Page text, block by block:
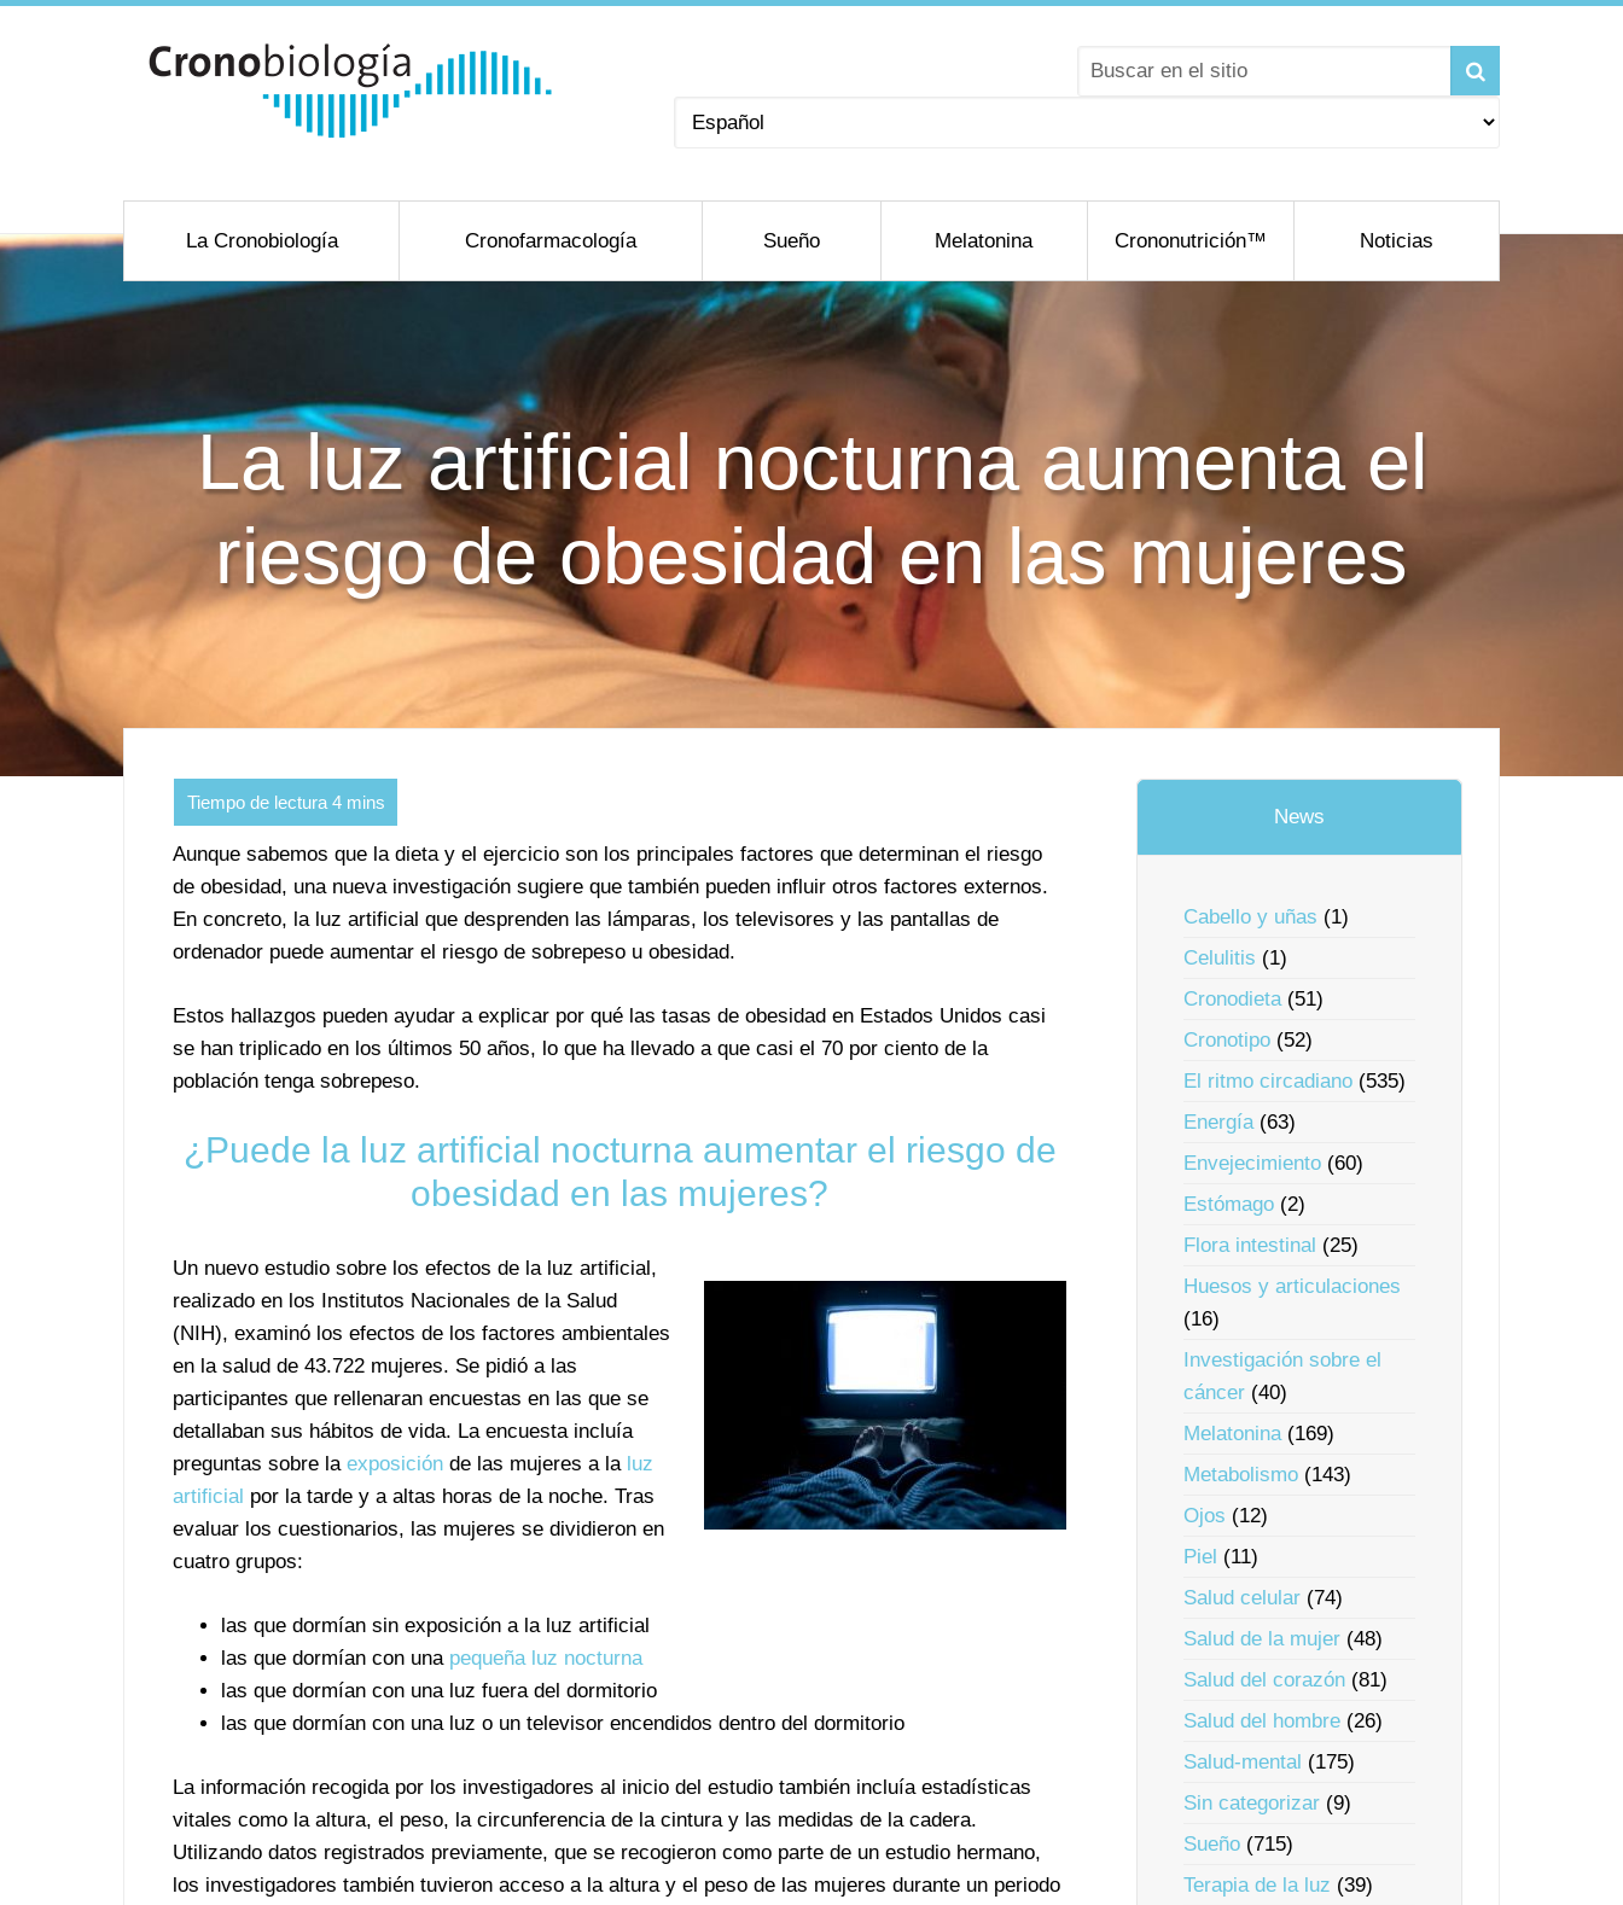
Elegir
La Cronobiología Cronofarmacología Sueño Melatonina Crononutrición™ Noticias
La luz artificial nocturna aumenta el
riesgo de obesidad en las mujeres
Aunque sabemos que la dieta y el ejercicio son los principales factores que determinan el riesgo
de obesidad, una nueva investigación sugiere que también pueden influir otros factores externos.
En concreto, la luz artificial que desprenden las lámparas, los televisores y las pantallas de
ordenador puede aumentar el riesgo de sobrepeso u obesidad.
Estos hallazgos pueden ayudar a explicar por qué las tasas de obesidad en Estados Unidos casi
se han triplicado en los últimos 50 años, lo que ha llevado a que casi el 70 por ciento de la
población tenga sobrepeso.
¿Puede la luz artificial nocturna aumentar el riesgo de
obesidad en las mujeres?
Un nuevo estudio sobre los efectos de la luz artificial,
realizado en los Institutos Nacionales de la Salud
(NIH), examinó los efectos de los factores ambientales
en la salud de 43.722 mujeres. Se pidió a las
participantes que rellenaran encuestas en las que se
detallaban sus hábitos de vida. La encuesta incluía
preguntas sobre la exposición de las mujeres a la luz
artificial por la tarde y a altas horas de la noche. Tras
evaluar los cuestionarios, las mujeres se dividieron en
cuatro grupos:
las que dormían sin exposición a la luz artificial
las que dormían con una pequeña luz nocturna
las que dormían con una luz fuera del dormitorio
las que dormían con una luz o un televisor encendidos dentro del dormitorio
La información recogida por los investigadores al inicio del estudio también incluía estadísticas
vitales como la altura, el peso, la circunferencia de la cintura y las medidas de la cadera.
Utilizando datos registrados previamente, que se recogieron como parte de un estudio hermano,
los investigadores también tuvieron acceso a la altura y el peso de las mujeres durante un periodo
News
Cabello y uñas (1)
Celulitis (1)
Cronodieta(51)
Cronotipo (52)
El ritmo circadiano (535)
Energía(63)
Envejecimiento (60)
Estómago (2)
Flora intestinal (25)
Huesos y articulaciones
(16)
Investigación sobre el
cáncer (40)
Melatonina(169)
Metabolismo (143)
Ojos (12)
Piel (11)
Salud celular (74)
Salud de la mujer (48)
Salud del corazón (81)
Salud del hombre (26)
Salud-mental (175)
Sin categorizar (9)
Sueño (715)
Terapia de la luz (39)